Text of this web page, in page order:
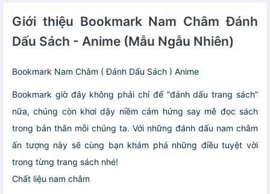
Giới thiệu Bookmark Nam Châm Đánh
Dấu Sách - Anime (Mẫu Ngẫu Nhiên)
Bookmark Nam Châm ( Đánh Dấu Sách ) Anime
Bookmark giờ đây không phải chỉ để “đánh dấu trang sách”
nữa, chúng còn khơi dậy niềm cảm hứng say mê đọc sách
trong bản thân mỗi chúng ta. Với những đánh dấu nam châm
ấn tượng này sẽ cùng bạn khám phá những điều tuyệt vời
trong từng trang sách nhé!
Chất liệu nam châm